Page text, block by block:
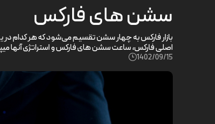
سشن های فارکس
بازار فارکس به چهار سشن تقسیم می‌شود که هر کدام
اصلی فارکس، ساعت سشن های فارکس و استراتژی آنها
1402/09/15